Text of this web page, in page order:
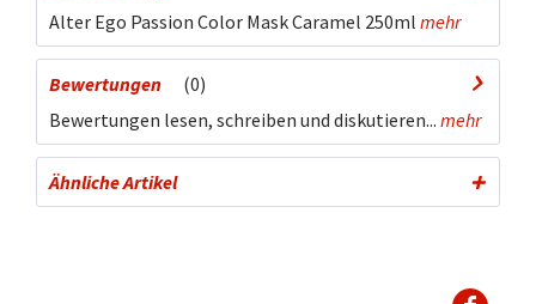
Alter Ego Passion Color Mask Caramel 250ml mehr
Bewertungen
0
Bewertungen lesen, schreiben und diskutieren... mehr
Ähnliche Artikel